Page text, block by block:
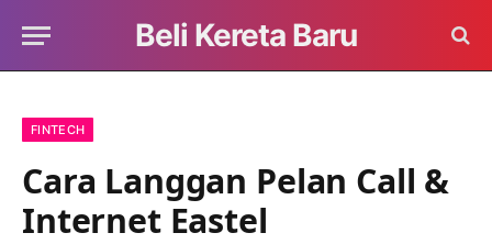
Beli Kereta Baru
FINTECH
Cara Langgan Pelan Call &
Internet Eastel